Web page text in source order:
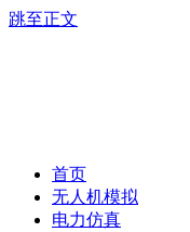
跳至正文
首页
无人机模拟
电力仿真